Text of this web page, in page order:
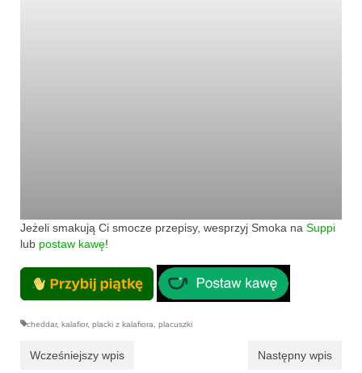
Jeżeli smakują Ci smocze przepisy, wesprzyj Smoka na Suppi
lub postaw kawę!
cheddar, kalafior, placki z kalafiora, placuszki
Wcześniejszy wpis Następny wpis